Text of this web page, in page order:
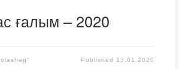
ғалым – 2020
Published 13.01.2020